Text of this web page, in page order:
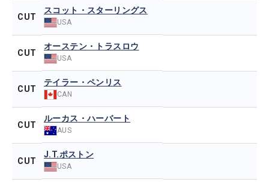
CUT
スコット・スターリングス
USA
CUT
オーステン・トラスロウ
USA
CUT
テイラー・ペンリス
CAN
CUT
ルーカス・ハーバート
AUS
CUT
J.T.ポストン
USA